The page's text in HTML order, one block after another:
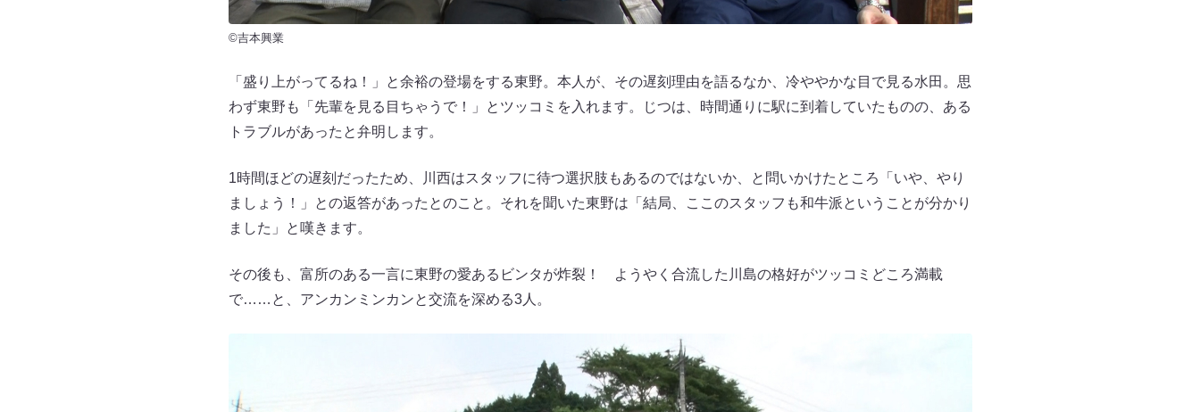
©吉本興業
「盛り上がってるね！」と余裕の登場をする東野。本人が、その遅刻理由を語るなか、冷ややかな目で見る水田。思
わず東野も「先輩を見る目ちゃうで！」とツッコミを入れます。じつは、時間通りに駅に到着していたものの、ある
トラブルがあったと弁明します。
1時間ほどの遅刻だったため、川西はスタッフに待つ選択肢もあるのではないか、と問いかけたところ「いや、やり
ましょう！」との返答があったとのこと。それを聞いた東野は「結局、ここのスタッフも和牛派ということが分かり
ました」と嘆きます。
その後も、富所のある一言に東野の愛あるビンタが炸裂！ ようやく合流した川島の格好がツッコミどころ満載
で……と、アンカンミンカンと交流を深める3人。